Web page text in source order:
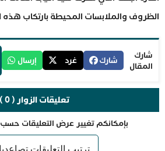
الظروف والملابسات المحيطة بارتكاب هذه
شارك
المقال
شارك غرد إرسال
تعليقات الزوار ( 0 )
بإمكانكم تغيير عرض التعليقات حسب